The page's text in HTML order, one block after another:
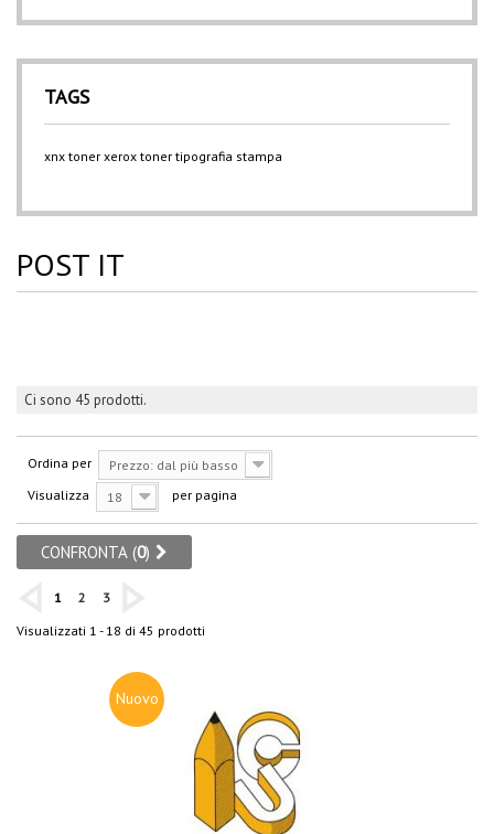
TAGS
xnx toner xerox toner tipografia stampa
POST IT
Ci sono 45 prodotti.
Ordina per
Prezzo: dal più basso
Visualizza
18 per pagina
CONFRONTA (0)
1 2
3
Visualizzati 1 - 18 di 45 prodotti
Nuovo